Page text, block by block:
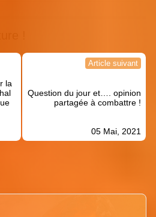
la
Article suivant
Question du jour et…. opinion
partagée à combattre !
05 Mai, 2021